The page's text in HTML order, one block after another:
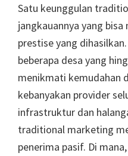
Satu keunggulan
jangkauannya yang
prestise yang
beberapa desa yang
menikmati kemudahan
kebanyakan provider
infrastruktur dan
traditional marketing
penerima pasif. Di